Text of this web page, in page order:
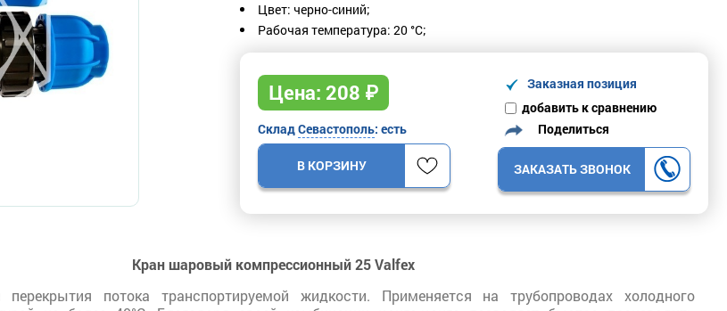
Цвет: черно-синий;
Рабочая температура: 20 °С;
Цена: 208 ₽
Заказная позиция
добавить к сравнению
СкладСевастополь: есть
В КОРЗИНУ
Поделиться
ЗАКАЗАТЬ ЗВОНОК
Кран шаровый компрессионный 25 Valfex
потока транспортируемой жидкости. Применяется на трубопроводах холодного